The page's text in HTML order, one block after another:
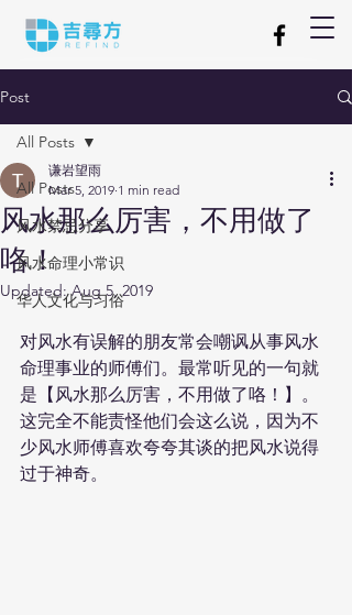
Post
All Posts
风水禁忌分享
风水命理小常识
华人文化与习俗
All Posts
风水那么厉害，不用做了
咯！
谦岩望雨
Mar 5, 2019 1 min read
Updated:Aug 5, 2019
对风水有误解的朋友常会嘲讽从事风水
命理事业的师傅们。最常听见的一句就
是【风水那么厉害，不用做了咯！】。
这完全不能责怪他们会这么说，因为不
少风水师傅喜欢夸夸其谈的把风水说得
过于神奇。